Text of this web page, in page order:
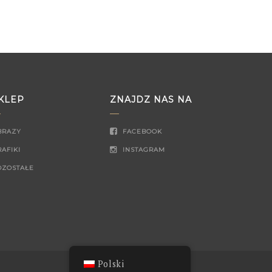
ZNAJDZ NAS NA
FACEBOOK
INSTAGRAM
Polski